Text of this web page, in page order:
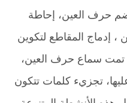
حرف العين، إحاطة
إدماج المقاطع لتكوين
تمت سماع حرف العين،
تجزيء كلمات تتكون